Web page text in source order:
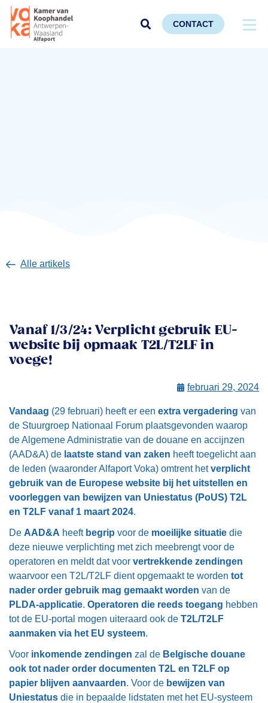
CONTACT
Alle artikels
Vanaf 1/3/24: Verplicht gebruik EU-
website bij opmaak T2L/T2LF in
voege!
februari 29, 2024
Vandaag (29 februari) heeft er een extra vergadering van
de Stuurgroep Nationaal Forum plaatsgevonden waarop
de Algemene Administratie van de douane en accijnzen
(AAD&A) de laatste stand van zaken heeft toegelicht aan
de leden (waaronder Alfaport Voka) omtrent hetverplicht
gebruik van de Europese website bij het uitstellen en
voorleggen van bewijzen van Uniestatus (PoUS) T2L
en T2LF vanaf 1 maart 2024.
De AAD&A heeft begrip voor de moeilijke situatie die
deze nieuwe verplichting met zich meebrengt voor de
operatoren en meldt dat voor vertrekkende zendingen
waarvoor een T2L/T2LF dient opgemaakt te worden tot
nader order gebruik mag gemaakt worden van de
PLDA-applicatie. Operatoren die reeds toegang hebben
tot de EU-portal mogen uiteraard ook de T2L/T2LF
aanmaken via het EU systeem.
Voor inkomende zendingen zal de Belgische douane
ook tot nader order documenten T2L en T2LF op
papier blijven aanvaarden. Voor de bewijzen van
Uniestatus die in bepaalde lidstaten met het EU-systeem